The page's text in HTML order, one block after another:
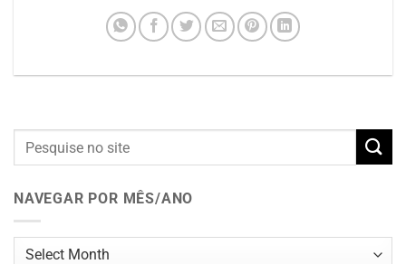
NAVEGAR POR MÊS/ANO
Navegar